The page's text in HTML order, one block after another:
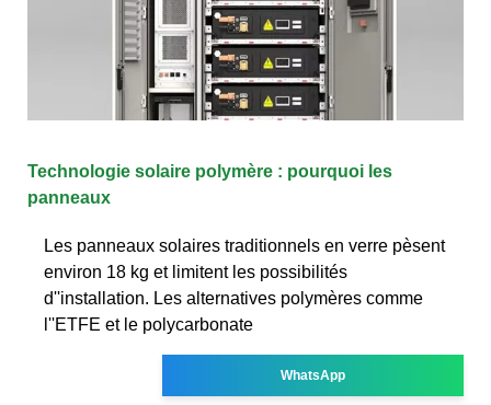
Technologie solaire polymère : pourquoi les
panneaux
Les panneaux solaires traditionnels en verre pèsent
environ 18 kg et limitent les possibilités
d''installation. Les alternatives polymères comme
l''ETFE et le polycarbonate
WhatsApp